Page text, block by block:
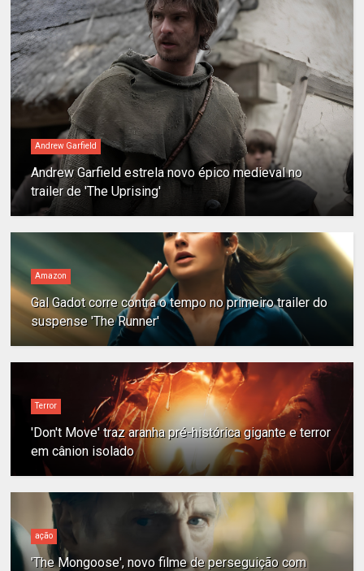
Andrew Garfield
Andrew Garfield estrela novo épico medieval no
trailer de 'The Uprising'
Amazon
Gal Gadot corre contra o tempo no primeiro trailer do
suspense 'The Runner'
Terror
'Don't Move' traz aranha pré-histórica gigante e terror
em cânion isolado
ação
'The Mongoose', novo filme de perseguição com